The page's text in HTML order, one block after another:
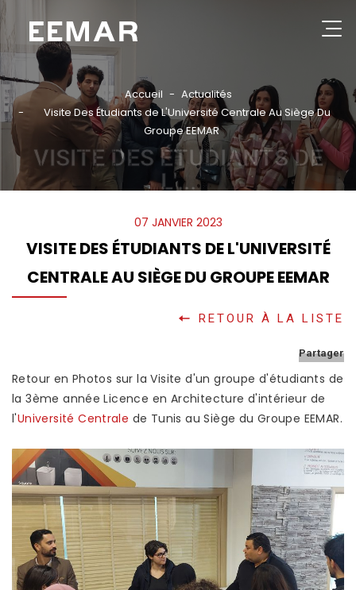
Aller
contenu
principalRechercher
GROUPE
NOS PRODUITS
CATALOGUES
PARTENAIRES
ACTUALITÉS
NOUS REJOINDRE
POLITIQUE QUALITÉ
Accueil
Actualités
Visite Des Étudiants de L'Université Centrale Au Siège Du
Groupe EEMAR
VISITE DES ÉTUDIANTS DE
L'...
07 JANVIER 2023
VISITE DES ÉTUDIANTS DE L'UNIVERSITÉ
CENTRALE AU SIÈGE DU GROUPE EEMAR
RETOUR À LA LISTE
Partager
Retour en Photos sur la Visite d'un groupe d'étudiants de
la 3ème année Licence en Architecture d'intérieur de
l'Université Centrale de Tunis au Siège du Groupe EEMAR.